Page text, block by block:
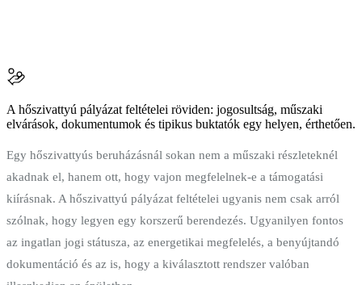
A hőszivattyú pályázat feltételei röviden: jogosultság, műszaki
elvárások, dokumentumok és tipikus buktatók egy helyen, érthetően.
Egy hőszivattyús beruházásnál sokan nem a műszaki részleteknél
akadnak el, hanem ott, hogy vajon megfelelnek-e a támogatási
kiírásnak. A hőszivattyú pályázat feltételei ugyanis nem csak arról
szólnak, hogy legyen egy korszerű berendezés. Ugyanilyen fontos
az ingatlan jogi státusza, az energetikai megfelelés, a benyújtandó
dokumentáció és az is, hogy a kiválasztott rendszer valóban